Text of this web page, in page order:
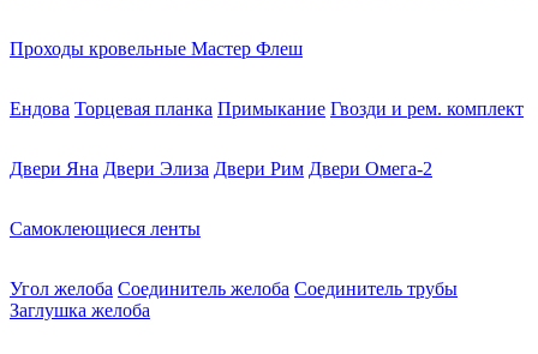
Проходы кровельные Мастер Флеш
Ендова Торцевая планка Примыкание Гвозди и рем. комплект
Двери Яна Двери Элиза Двери Рим Двери Омега-2
Самоклеющиеся ленты
Угол желоба Соединитель желоба Соединитель трубы
Заглушка желоба